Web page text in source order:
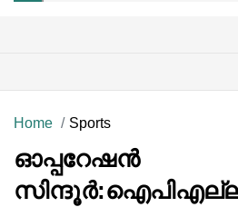
Home Sports
ഓപ്പറേഷൻ